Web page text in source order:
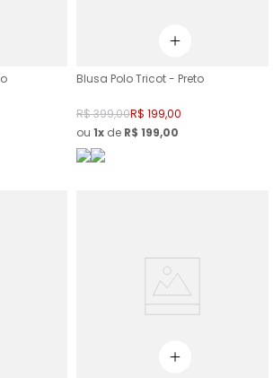
Blusa Polo Tricot - Preto
R$399,00R$ 199,00
ou 1 de R$ 199,00